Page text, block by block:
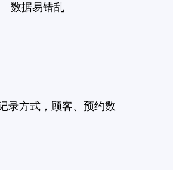
录方式，顾客、预约数